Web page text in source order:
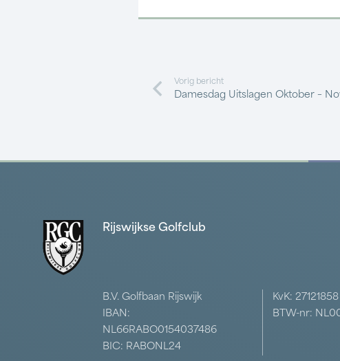
Vorig bericht
Damesdag Uitslagen Oktober –
Rijswijkse Golfclub
B.V. Golfbaan Rijswijk
IBAN:
NL66RABO0154037486
BIC: RABONL24
KvK: 27121858
BTW-nr: